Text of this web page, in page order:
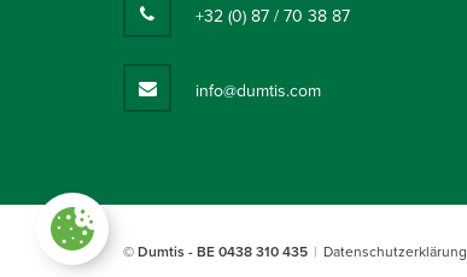
+32 (0) 87 / 70 38 87
info@dumtis.com
© Dumtis - BE 0438 310 435 Datenschutzerklärung
Paramètres des cookies